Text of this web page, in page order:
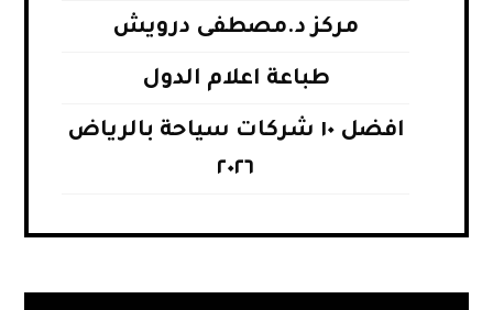
مركز د.مصطفى درويش
طباعة اعلام الدول
افضل ١٠ شركات سياحة بالرياض
٢٠٢٦